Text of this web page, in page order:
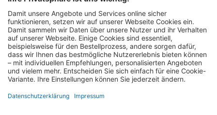
Produktsortiment
Ratgeber
Folgen Sie uns auch auf
Unser Angebot richtet sich ausschließlich an Industrie, Handel, Gewerbe und